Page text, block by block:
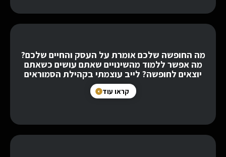
מה החופשה שלכם אומרת על העסק והחיים שלכם?
מה אפשר ללמוד מהשינויים שאתם עושים כשאתם
יוצאים לחופשה? לייב עוצמתי בקהילת הסמוראים
קראו עוד